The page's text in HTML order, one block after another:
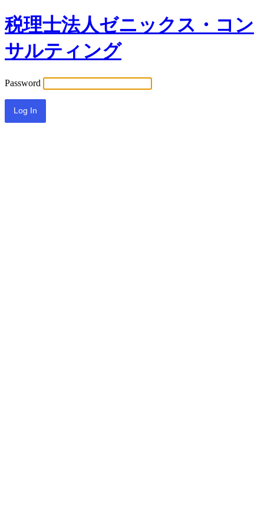
税理士法人ゼニックス・コン
サルティング
Password